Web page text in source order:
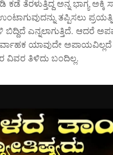
ತೆರಳುತ್ತಿದ್ದ ಅನ್ನ ಭಾಗ್ಯ ಅಕ್ಕಿ
ತಪ್ಪಿಸಲು
ಎನ್ನಲಾಗುತ್ತಿದೆ. ಆದರೆ
ಯಾವುದೇ ಅಪಾಯವಿಲ್ಲದೆ
ವಿವರ ತಿಳಿದು ಬಂದಿಲ್ಲ.